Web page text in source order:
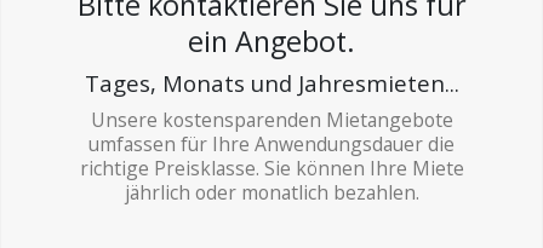
ein Angebot.
Tages, Monats und Jahresmieten...
Unsere kostensparenden Mietangebote
umfassen für Ihre Anwendungsdauer die
richtige Preisklasse. Sie können Ihre Miete
jährlich oder monatlich bezahlen.